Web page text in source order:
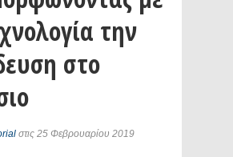
την
στο
στις 25 Φεβρουαρίου 2019